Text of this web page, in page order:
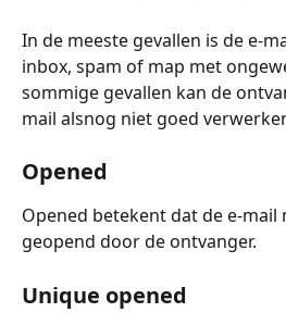
In de meeste gevallen is de e-
inbox, spam of map met
sommige gevallen kan de
mail alsnog niet goed
Opened
Opened betekent dat de e-mail
geopend door de ontvanger.
Unique opened